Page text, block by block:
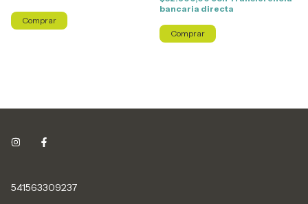
Comprar
bancaria directa
Comprar
541563309237